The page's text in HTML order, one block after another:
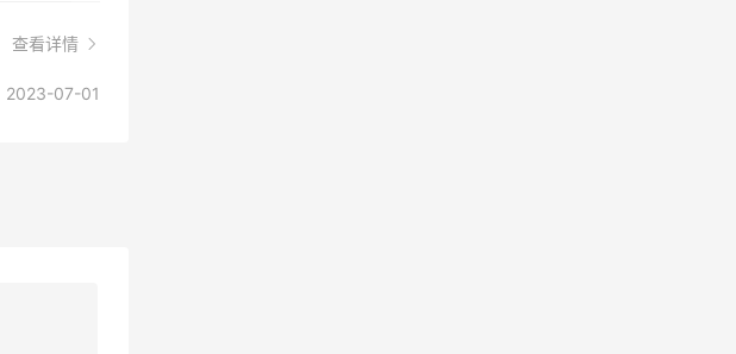
查看详情
2023-07-01